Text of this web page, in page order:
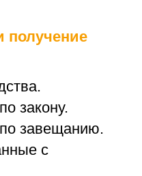
закону.
завещанию.
с